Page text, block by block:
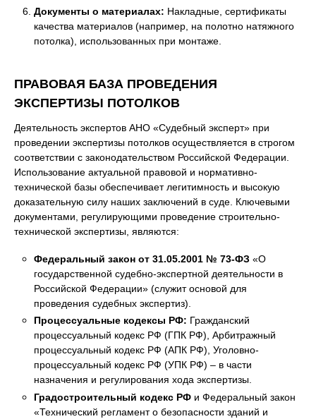
Документы о материалах: Накладные, сертификаты
качества материалов (например, на полотно натяжного
потолка), использованных при монтаже.
ПРАВОВАЯ БАЗА ПРОВЕДЕНИЯ
ЭКСПЕРТИЗЫ ПОТОЛКОВ
Деятельность экспертов АНО «Судебный эксперт» при
проведении экспертизы потолков осуществляется в строгом
соответствии с законодательством Российской Федерации.
Использование актуальной правовой и нормативно-
технической базы обеспечивает легитимность и высокую
доказательную силу наших заключений в суде. Ключевыми
документами, регулирующими проведение строительно-
технической экспертизы, являются:
Федеральный закон от 31.05.2001 № 73-ФЗ «О
государственной судебно-экспертной деятельности в
Российской Федерации» (служит основой для
проведения судебных экспертиз).
Процессуальные кодексы РФ: Гражданский
процессуальный кодекс РФ (ГПК РФ), Арбитражный
процессуальный кодекс РФ (АПК РФ), Уголовно-
процессуальный кодекс РФ (УПК РФ) – в части
назначения и регулирования хода экспертизы.
Градостроительный кодекс РФ и Федеральный закон
«Технический регламент о безопасности зданий и